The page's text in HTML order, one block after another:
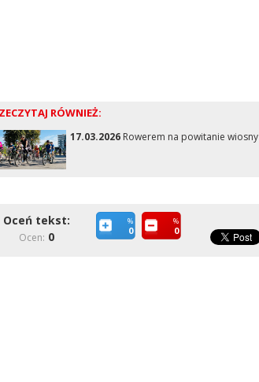
RÓWNIEŻ:
17.03.2026Rowerem na powitanie wiosny
Oceń tekst:
Ocen: 0
%
0
%
0